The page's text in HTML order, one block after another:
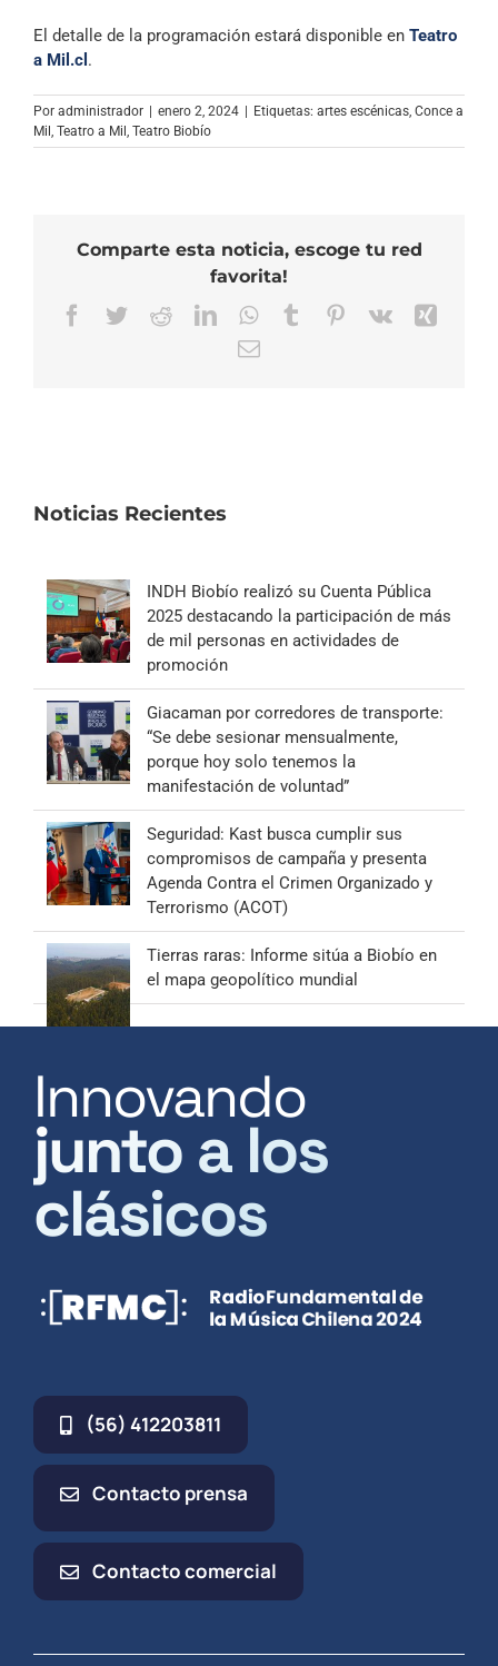
El detalle de la programación estará disponible en Teatro
a Mil.cl .
Por administrador enero 2, 2024 Etiquetas: artes escénicas, Conce a
Mil , Teatro a Mil , Teatro Biobío
Comparte esta noticia, escoge tu red
favorita!
Facebook
TwitterRedditLinkedInWhatsApp
TumblrPinterest
Vk
Correo
Noticias Recientes
INDH Biobío realizó su Cuenta Pública
2025 destacando la participación de más
de mil personas en actividades de
promoción
Giacaman por corredores de transporte:
“Se debe sesionar mensualmente,
porque hoy solo tenemos la
manifestación de voluntad”
Seguridad: Kast busca cumplir sus
compromisos de campaña y presenta
Agenda Contra el Crimen Organizado y
Terrorismo (ACOT)
Tierras raras: Informe sitúa a Biobío en
el mapa geopolítico mundial
Innovando
junto a los
clásicos
(56) 412203811
Contacto prensa
Contacto comercial